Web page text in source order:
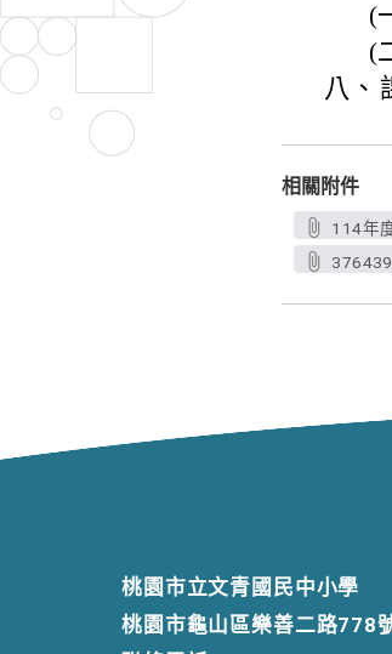
(
(
八、
相關附件
114年
桃園市立文青國民中小學
桃園市龜山區樂善二路778